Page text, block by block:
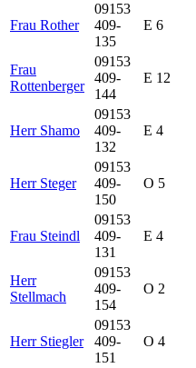
Frau Rother
09153
409-
135
E 6
Frau
Rottenberger
09153
409-
144
E 12
Herr Shamo
09153
409-
132
E 4
Herr Steger
09153
409-
150
O 5
Frau Steindl
09153
409-
131
E 4
Herr
Stellmach
09153
409-
154
O 2
Herr Stiegler
09153
409-
151
O 4